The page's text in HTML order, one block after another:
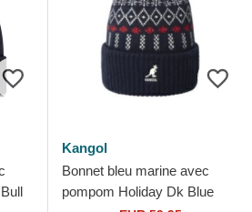
Kangol
Bonnet bleu marine avec
pompom Holiday Dk Blue